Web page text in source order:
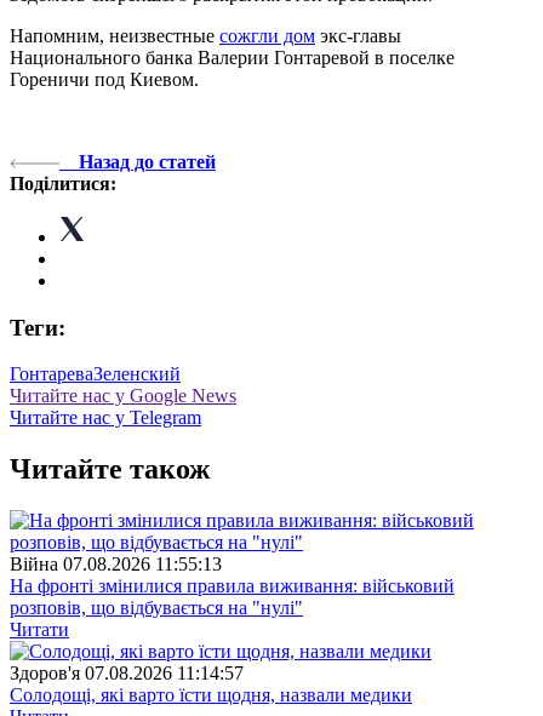
Напомним, неизвестные сожгли дом экс-главы
Национального банка Валерии Гонтаревой в поселке
Гореничи под Киевом.
Назад до статей
Поділитися:
Теги:
ГонтареваЗеленский
Читайте нас у Google News
Читайте нас у Telegram
Читайте також
Війна 07.08.2026 11:55:13
На фронті змінилися правила виживання: військовий
розповів, що відбувається на "нулі"
Читати
Здоров'я 07.08.2026 11:14:57
Солодощі, які варто їсти щодня, назвали медики